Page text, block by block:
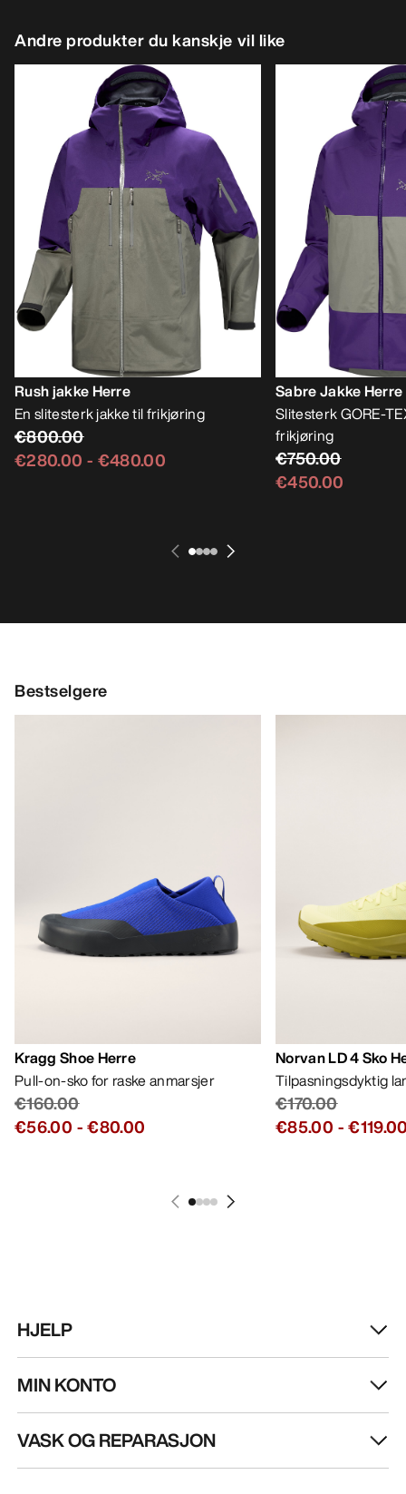
Andre produkter du kanskje vil like
Rush jakke Herre
En slitesterk jakke til frikjøring
€800.00
€280.00 - €480.00
Sabre Jakke Herre
Slitesterk GORE-
frikjøring
€750.00
€450.00
Bestselgere
Kragg Shoe Herre
Pull-on-sko for raske anmarsjer
€160.00
€56.00 -€80.00
Norvan LD 4 Sko
Tilpasningsdyktig
€170.00
€85.00 -
HJELP
MIN KONTO
VASK OG REPARASJON